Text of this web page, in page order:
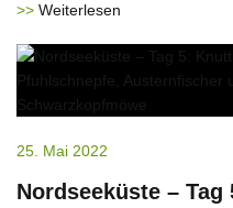
Weiterlesen
25. Mai 2022
Nordseeküste – Tag